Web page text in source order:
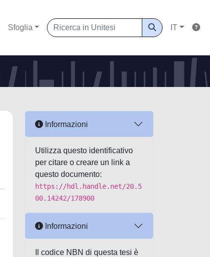
Sfoglia IT
Informazioni
Utilizza questo identificativo
per citare o creare un link a
questo documento:
https://hdl.handle.net/20.5
00.14242/178900
Informazioni
Il codice NBN di questa tesi è